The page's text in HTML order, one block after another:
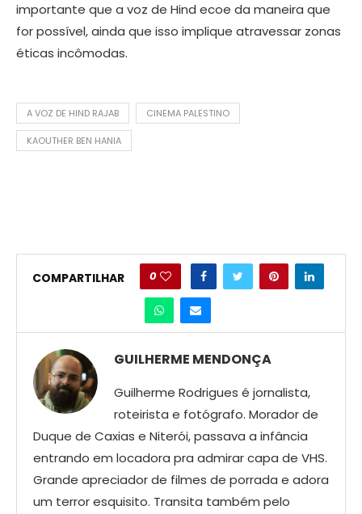
importante que a voz de Hind ecoe da maneira que
for possível, ainda que isso implique atravessar zonas
éticas incômodas.
A VOZ DE HIND RAJAB CINEMA PALESTINO
KAOUTHER BEN HANIA
COMPARTILHAR 0
GUILHERME MENDONÇA
Guilherme Rodrigues é jornalista,
roteirista e fotógrafo. Morador de
Duque de Caxias e Niterói, passava a infância
entrando em locadora pra admirar capa de VHS.
Grande apreciador de filmes de porrada e adora
um terror esquisito. Transita também pelo